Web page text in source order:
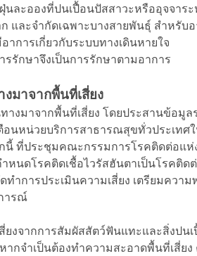
ละอองที่ปนเปื้อนปัสสาวะหรืออุจจาร
ละจำกัดเฉพาะบางสายพันธุ์ สำหรับอ
การเกี่ยวกับระบบทางเดินหายใจ
รักษาจึงเป็นการรักษาตามอาการ
งมาจากพื้นที่เสี่ยง
างมาจากพื้นที่เสี่ยง โดยประสานข้อมูล
อนหน่วยบริการสาธารณสุขทั่วประเทศ
นี้ ที่ประชุมคณะกรรมการโรคติดต่อแห่
นดโรคติดเชื้อไวรัสฮันตาเป็นโรคติด
ำการประเมินความเสี่ยง เตรียมความ
ารณ์
งจากการสัมผัสสัตว์ฟันแทะและสิ่งปนเ
กจำเป็นต้องทำความสะอาดพื้นที่เสี่ยง